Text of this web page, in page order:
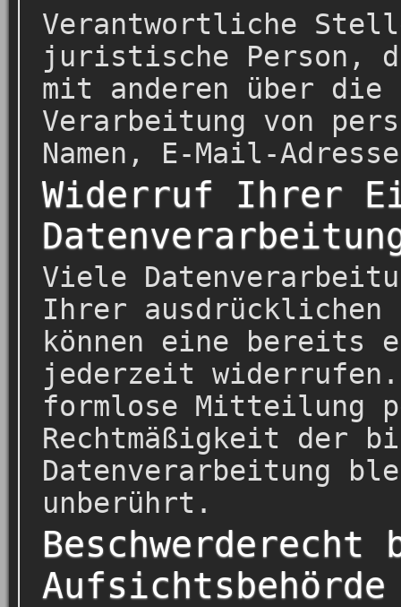
Verantwortliche
juristische Person,
mit anderen über die
Verarbeitung von
Namen, E-Mail-
Widerruf Ihrer
Viele
Ihrer
können eine
jederzeit
formlose Mitteilung
Rechtmäßigkeit der
Datenverarbeitung
unberührt.
Aufsichtsbehörde